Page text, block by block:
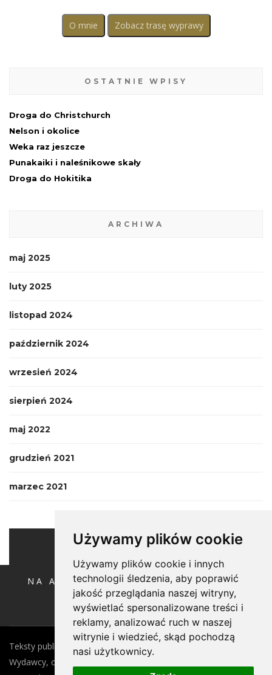
Używamy plików cookie
Używamy plików cookie i innych
technologii śledzenia, aby poprawić
jakość przeglądania naszej witryny,
wyświetlać spersonalizowane treści i
reklamy, analizować ruch w naszej
witrynie i wiedzieć, skąd pochodzą
nasi użytkownicy.
O mnie Zobacz trasę wyprawy
OSTATNIE WPISY
Droga do Christchurch
Nelson i okolice
Weka raz jeszcze
Punakaiki i naleśnikowe skały
Droga do Hokitika
ARCHIWA
maj 2025
luty 2025
listopad 2024
październik 2024
wrzesień 2024
sierpień 2024
maj 2022
grudzień 2021
marzec 2021
NA ANTYPODACH POD RĘKĘ ZE ŚW.
HUBERTEM
Teksty publikowane w witrynie są własnością Autora tekstu i
Wydawcy, czyli Oficyny Wydawniczej Oikos Sp. z o.o.. Wszelkie